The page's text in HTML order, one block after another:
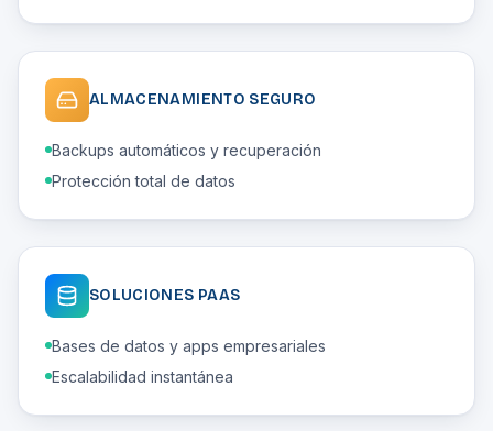
ALMACENAMIENTO SEGURO
Backups automáticos y recuperación
Protección total de datos
SOLUCIONES PAAS
Bases de datos y apps empresariales
Escalabilidad instantánea